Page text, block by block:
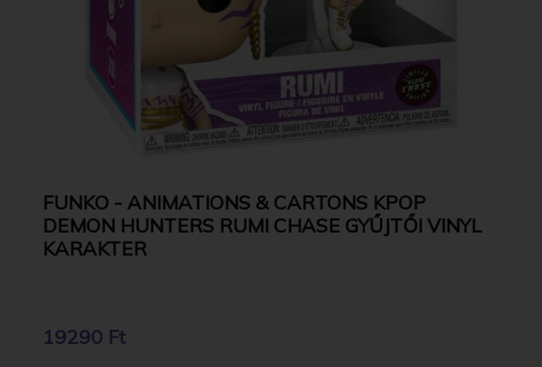
FUNKO - ANIMATIONS & CARTONS KPOP
DEMON HUNTERS RUMI CHASE GYŰJTŐI VINYL
KARAKTER
19290 Ft